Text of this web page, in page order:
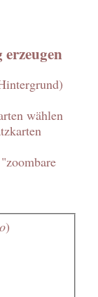
wählen
)